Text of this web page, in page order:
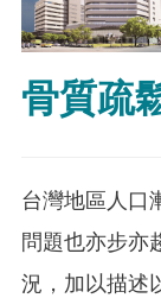
骨質疏
台灣地區人口
問題也亦步亦
況，加以描述